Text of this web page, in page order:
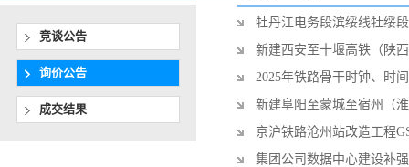
竞谈公告
询价公告
成交结果
牡丹江电务段滨绥线牡绥
新建西安至十堰高铁（陕
2025年铁路骨干时钟、时
新建阜阳至蒙城至宿州（
京沪铁路沧州站改造工程
集团公司数据中心建设补